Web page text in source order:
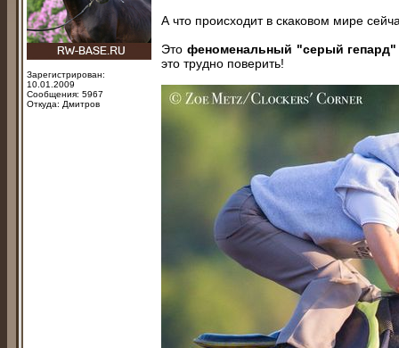
Зарегистрирован:
10.01.2009
Сообщения: 5967
Откуда: Дмитров
А что происходит в скаковом мире
Это феноменальный "серый гепард"
это трудно поверить!